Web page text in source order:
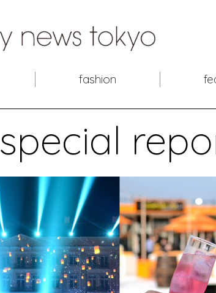
fashion
special